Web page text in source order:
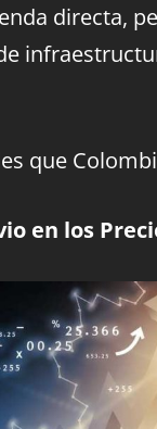
directa,
que
en los